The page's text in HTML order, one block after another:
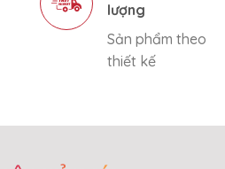
lượng
Sản phẩm theo
thiết kế